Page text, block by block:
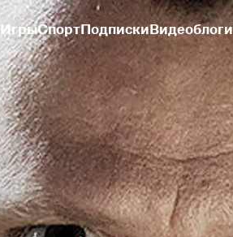
ИгрыСпортПодпискиВидеоблоги